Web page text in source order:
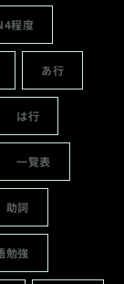
程度
あ行
は行
一覽表
助詞
勉強